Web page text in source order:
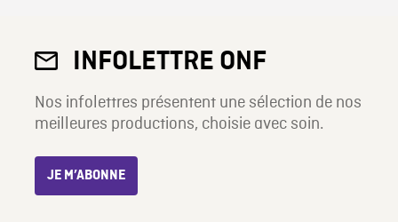
INFOLETTRE ONF
Nos infolettres présentent une sélection de nos
meilleures productions, choisie avec soin.
JE M’ABONNE